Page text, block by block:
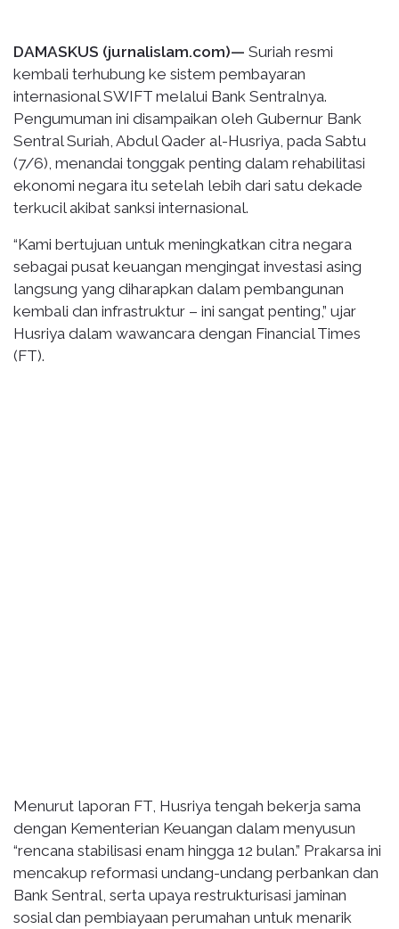
DAMASKUS (jurnalislam.com)— Suriah resmi
kembali terhubung ke sistem pembayaran
internasional SWIFT melalui Bank Sentralnya.
Pengumuman ini disampaikan oleh Gubernur Bank
Sentral Suriah, Abdul Qader al-Husriya, pada Sabtu
(7/6), menandai tonggak penting dalam rehabilitasi
ekonomi negara itu setelah lebih dari satu dekade
terkucil akibat sanksi internasional.
“Kami bertujuan untuk meningkatkan citra negara
sebagai pusat keuangan mengingat investasi asing
langsung yang diharapkan dalam pembangunan
kembali dan infrastruktur – ini sangat penting,” ujar
Husriya dalam wawancara dengan Financial Times
(FT).
Menurut laporan FT, Husriya tengah bekerja sama
dengan Kementerian Keuangan dalam menyusun
“rencana stabilisasi enam hingga 12 bulan.” Prakarsa ini
mencakup reformasi undang-undang perbankan dan
Bank Sentral, serta upaya restrukturisasi jaminan
sosial dan pembiayaan perumahan untuk menarik